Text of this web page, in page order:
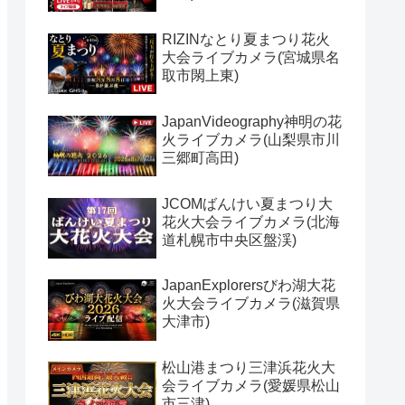
RIZINなとり夏まつり花火
大会ライブカメラ(宮城県名
取市閖上東)
JapanVideography神明の花
火ライブカメラ(山梨県市川
三郷町高田)
JCOMばんけい夏まつり大
花火大会ライブカメラ(北海
道札幌市中央区盤渓)
JapanExplorersびわ湖大花
火大会ライブカメラ(滋賀県
大津市)
松山港まつり三津浜花火大
会ライブカメラ(愛媛県松山